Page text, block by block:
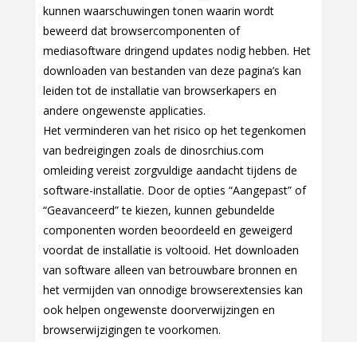
kunnen waarschuwingen tonen waarin wordt
beweerd dat browsercomponenten of
mediasoftware dringend updates nodig hebben. Het
downloaden van bestanden van deze pagina’s kan
leiden tot de installatie van browserkapers en
andere ongewenste applicaties.
Het verminderen van het risico op het tegenkomen
van bedreigingen zoals de dinosrchius.com
omleiding vereist zorgvuldige aandacht tijdens de
software-installatie. Door de opties “Aangepast” of
“Geavanceerd” te kiezen, kunnen gebundelde
componenten worden beoordeeld en geweigerd
voordat de installatie is voltooid. Het downloaden
van software alleen van betrouwbare bronnen en
het vermijden van onnodige browserextensies kan
ook helpen ongewenste doorverwijzingen en
browserwijzigingen te voorkomen.